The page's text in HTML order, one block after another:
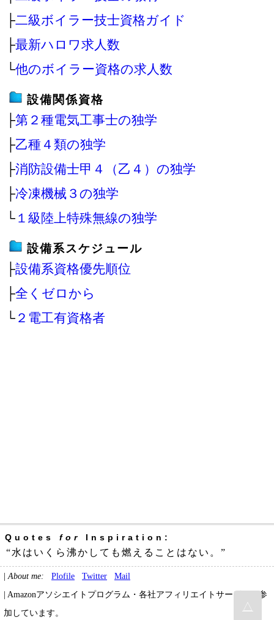
├二級ボイラー技士資格ガイド
├最新ハロワ求人数
└他のボイラー資格の求人数
設備関係資格
├第２種電気工事士の独学
├乙種４類の独学
├消防設備士甲４（乙４）の独学
├冷凍機械３の独学
└ １級陸上特殊無線の独学
設備系スケジュール
├設備系資格優先順位
├全くゼロから
└ ２電工有資格者
Quotes for Inspiration:
“水はいくら沸かしても燃えることはない。”
| About me: Plofile Twitter
Mail
| Amazonアソシエイトプログラム・各社アフィリエイトサービスに参
加しています。